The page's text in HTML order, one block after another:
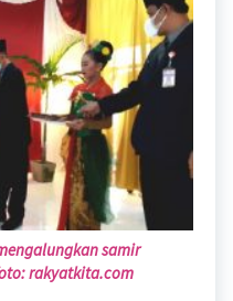
samir
rakyatkita.com